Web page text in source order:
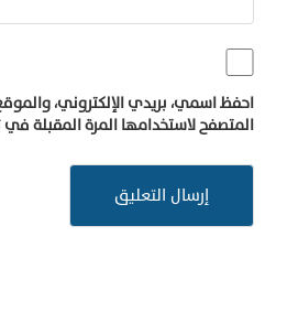
احفظ اسمي، بريدي الإلكتروني،
المتصفح لاستخدامها المرة المقبلة